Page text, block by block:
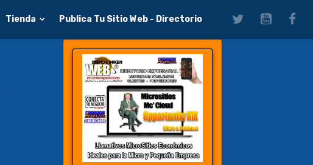
Tienda Publica Tu Sitio Web - Directorio